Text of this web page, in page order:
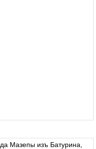
Мазепы изъ Батурина,